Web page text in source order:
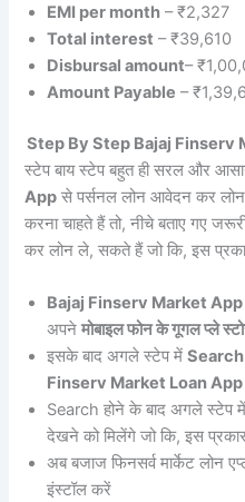
EMI per month – ₹2,327
Total interest – ₹39,610
Disbursal amount–
Amount Payable –
Step By Step Bajaj Finserv
स्टेप बाय स्टेप बहुत ही सरल और
App से पर्सनल लोन आवेदन कर
करना चाहते हैं तो, नीचे बताए गए
कर लोन ले, सकते हैं जो कि, इस
Bajaj Finserv Market
अपनेमोबाइल फोन के गूगल प्ले
इसके बाद अगले स्टेप मेंSearch
Finserv Market Loan
Search होने के बाद अगले स्टेप
देखने को मिलेंगे जो कि, इस प्रकार
अब बजाज फिनसर्व मार्केट लोन
इंस्टॉल करें